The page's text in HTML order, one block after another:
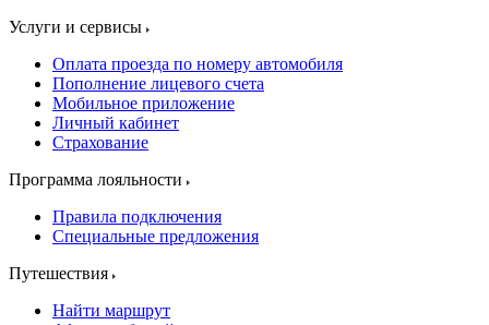
Услуги и сервисы
Оплата проезда по номеру автомобиля
Пополнение лицевого счета
Мобильное приложение
Личный кабинет
Страхование
Программа лояльности
Правила подключения
Специальные предложения
Путешествия
Найти маршрут